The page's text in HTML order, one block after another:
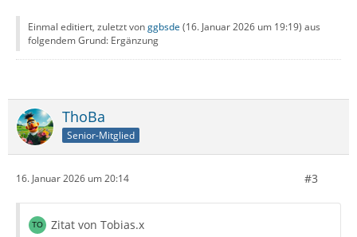
Einmal editiert, zuletzt vonggbsde (16. Januar 2026 um 19:19) aus
folgendem Grund: Ergänzung
ThoBa
Senior-Mitglied
16. Januar 2026 um 20:14 #3
Zitat von Tobias.x